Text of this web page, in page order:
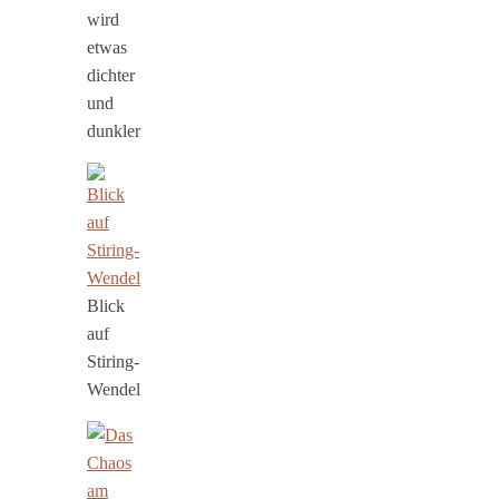
wird
etwas
dichter
und
dunkler
Blick
auf
Stiring-
Wendel